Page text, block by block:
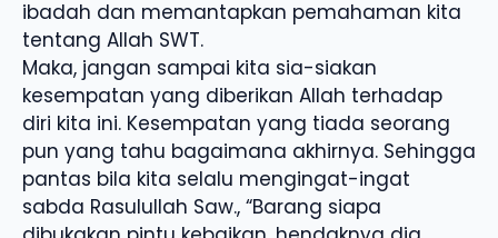
ibadah dan memantapkan pemahaman kita
tentang Allah SWT.
Maka, jangan sampai kita sia-siakan
kesempatan yang diberikan Allah terhadap
diri kita ini. Kesempatan yang tiada seorang
pun yang tahu bagaimana akhirnya. Sehingga
pantas bila kita selalu mengingat-ingat
sabda Rasulullah Saw., “Barang siapa